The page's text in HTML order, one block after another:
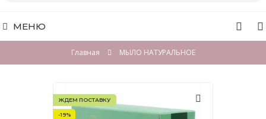
МЕНЮ
Главная МЫЛО НАТУРАЛЬНОЕ
ЖДЕМ ПОСТАВКУ
-19%